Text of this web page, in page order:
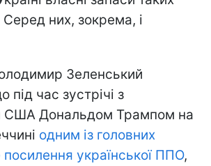
Серед них, зокрема, і
Зеленський
під час зустрічі з
США Дональдом Трампом на
одним із головних
посилення української ППО,